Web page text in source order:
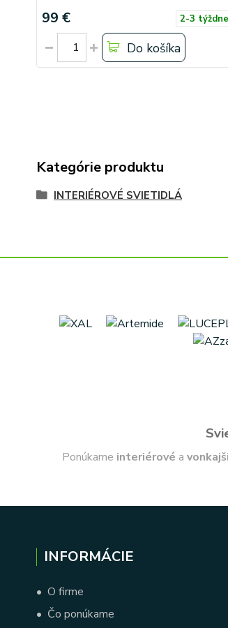
99 € 2-3 týždne
Do košíka
Kategórie produktu
INTERIÉROVÉ SVIETIDLÁ
Ponúkame interiérové a
INFORMÁCIE
• O firme
• Čo ponúkame